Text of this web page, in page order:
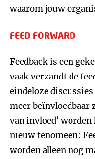
waarom jouw
FEED FORWARD
Feedback is een
vaak verzandt de
eindeloze
meer beïnvloedbaar
van invloed’
nieuw fenomeen:
worden alleen nog